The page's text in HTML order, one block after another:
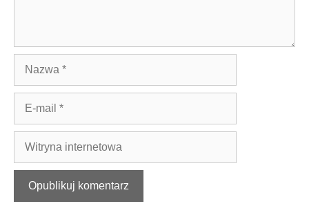
mail
internetowa